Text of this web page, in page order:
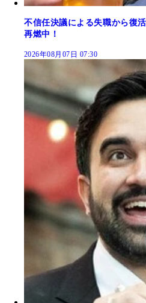
不信任決議による失職から復
再燃中！
2026年08月07日 07:30